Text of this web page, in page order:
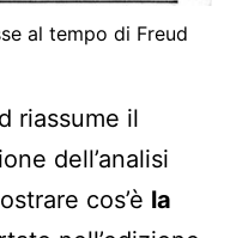
al tempo di Freud
riassume il
dell’analisi
cos’è la